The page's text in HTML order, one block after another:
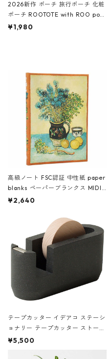
2026新作 ポーチ 旅行ポーチ 化粧
ポーチ ROOTOTE with ROO pou
ch 3532 ルートート WR.ポーチ.ラ
¥1,980
高級ノート FSC認証 中性紙 paper
blanks ペーパーブランクス MIDI
ハードカバー 罫線 ヴァン・ゴッホ
¥2,640
テープカッター イデアコ ステーシ
ョナリー テープカッター ストーン
サンドカラー 石調 ideaco Station
¥5,500